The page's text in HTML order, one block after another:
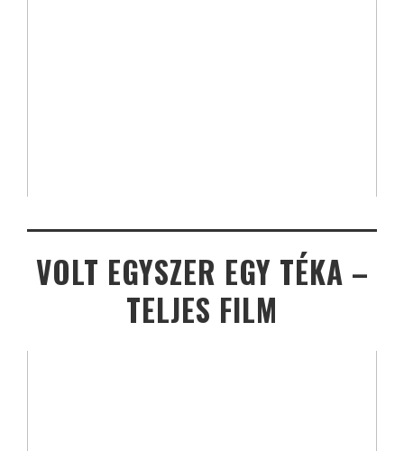
VOLT EGYSZER EGY TÉKA –
TELJES FILM